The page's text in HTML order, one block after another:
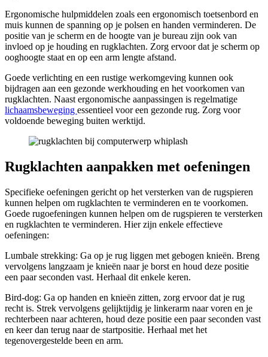
Ergonomische hulpmiddelen zoals een ergonomisch toetsenbord en
muis kunnen de spanning op je polsen en handen verminderen. De
positie van je scherm en de hoogte van je bureau zijn ook van
invloed op je houding en rugklachten. Zorg ervoor dat je scherm op
ooghoogte staat en op een arm lengte afstand.
Goede verlichting en een rustige werkomgeving kunnen ook
bijdragen aan een gezonde werkhouding en het voorkomen van
rugklachten. Naast ergonomische aanpassingen is regelmatige
lichaamsbeweging essentieel voor een gezonde rug. Zorg voor
voldoende beweging buiten werktijd.
Rugklachten aanpakken met oefeningen
Specifieke oefeningen gericht op het versterken van de rugspieren
kunnen helpen om rugklachten te verminderen en te voorkomen.
Goede rugoefeningen kunnen helpen om de rugspieren te versterken
en rugklachten te verminderen. Hier zijn enkele effectieve
oefeningen:
Lumbale strekking: Ga op je rug liggen met gebogen knieën. Breng
vervolgens langzaam je knieën naar je borst en houd deze positie
een paar seconden vast. Herhaal dit enkele keren.
Bird-dog: Ga op handen en knieën zitten, zorg ervoor dat je rug
recht is. Strek vervolgens gelijktijdig je linkerarm naar voren en je
rechterbeen naar achteren, houd deze positie een paar seconden vast
en keer dan terug naar de startpositie. Herhaal met het
tegenovergestelde been en arm.